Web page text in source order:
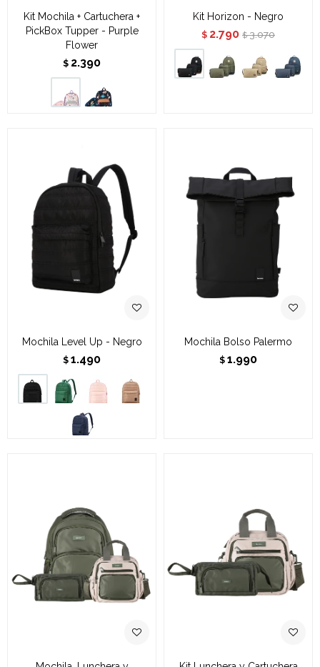
Kit Mochila + Cartuchera +
PickBox Tupper - Purple
Flower
$ 2.390
Kit Horizon - Negro
$ 2.790 $ 3.070
Mochila Level Up - Negro
$ 1.490
Mochila Bolso Palermo
$ 1.990